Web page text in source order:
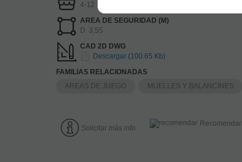
4-12
AREA DE SEGURIDAD (M)
D. 3,55
CAD 2D DWG
Descargar (100.65 Kb)
FAMILIAS RELACIONADAS
AREAS DE JUEGO
MUELLES Y BALANCINES
Solicitar más info
Recomendar